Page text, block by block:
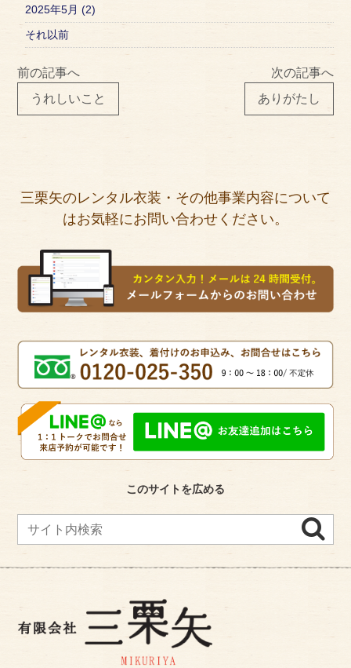
2025年5月 (2)
それ以前
前の記事へ
うれしいこと
次の記事へ
ありがたし
三栗矢のレンタル衣装・その他事業内容について
はお気軽にお問い合わせください。
このサイトを広める